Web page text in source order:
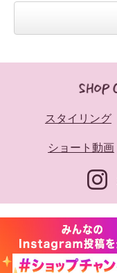
スタイリング
ショート動画